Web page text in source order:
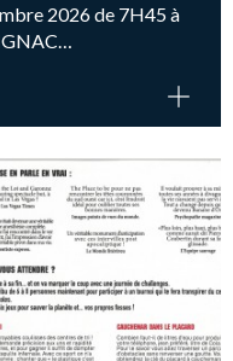
2026 de 7H45 à